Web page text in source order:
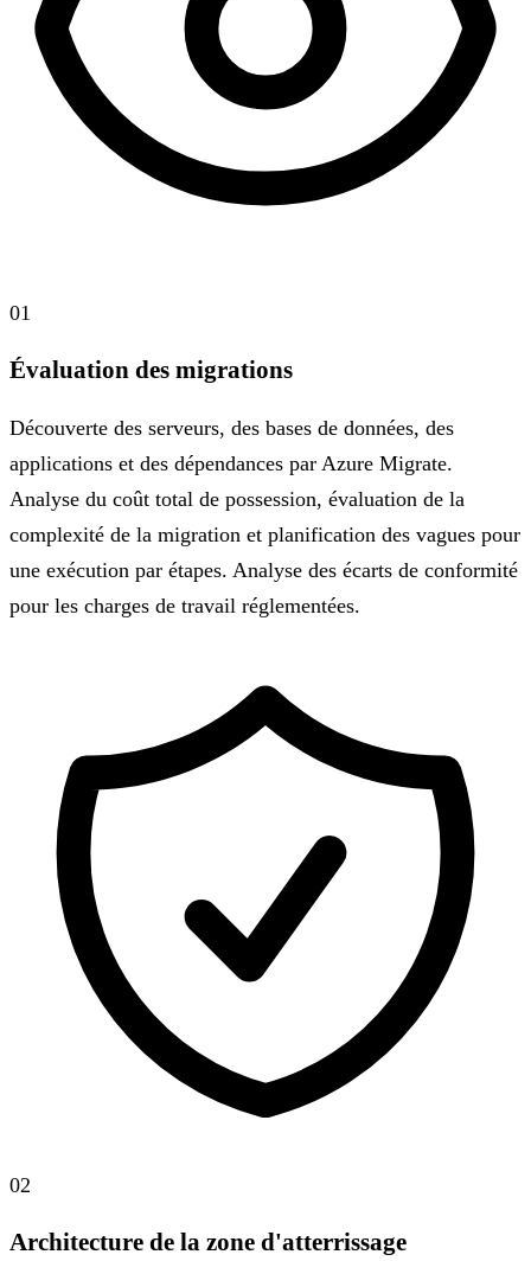
01
Évaluation des migrations
Découverte des serveurs, des bases de données, des
applications et des dépendances par Azure Migrate.
Analyse du coût total de possession, évaluation de la
complexité de la migration et planification des vagues pour
une exécution par étapes. Analyse des écarts de conformité
pour les charges de travail réglementées.
02
Architecture de la zone d'atterrissage